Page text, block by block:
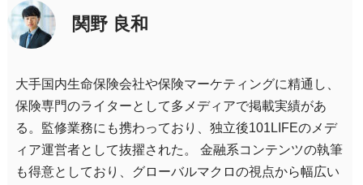
関野 良和
大手国内生命保険会社や保険マーケティングに精通し、
保険専門のライターとして多メディアで掲載実績があ
る。監修業務にも携わっており、独立後101LIFEのメデ
ィア運営者として抜擢された。 金融系コンテンツの執筆
も得意としており、グローバルマクロの視点から幅広い